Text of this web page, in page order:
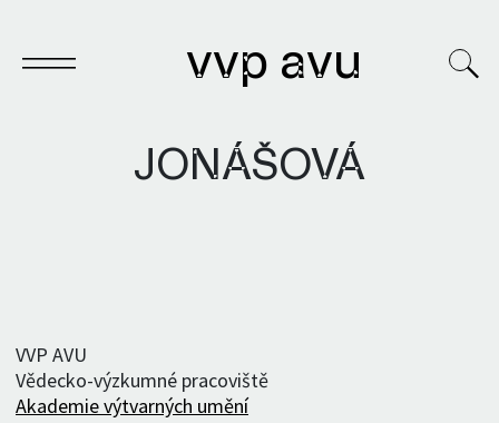
vvp avu
Archivy
VVP
JONÁŠOVÁ
VVP AVU
Vědecko-výzkumné pracoviště
Akademie výtvarných umění